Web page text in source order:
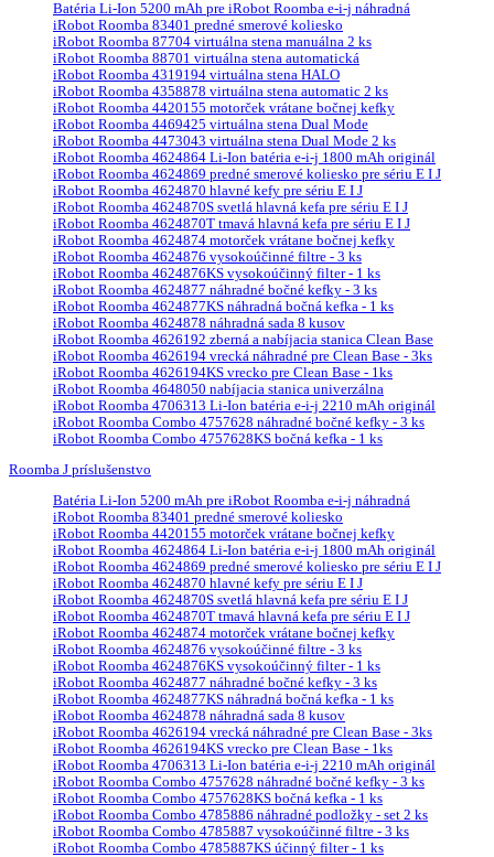
Batéria Li-Ion 5200 mAh pre iRobot Roomba e-i-j náhradná
iRobot Roomba 83401 predné smerové koliesko
iRobot Roomba 87704 virtuálna stena manuálna 2 ks
iRobot Roomba 88701 virtuálna stena automatická
iRobot Roomba 4319194 virtuálna stena HALO
iRobot Roomba 4358878 virtuálna stena automatic 2 ks
iRobot Roomba 4420155 motorček vrátane bočnej kefky
iRobot Roomba 4469425 virtuálna stena Dual Mode
iRobot Roomba 4473043 virtuálna stena Dual Mode 2 ks
iRobot Roomba 4624864 Li-Ion batéria e-i-j 1800 mAh originál
iRobot Roomba 4624869 predné smerové koliesko pre sériu E I J
iRobot Roomba 4624870 hlavné kefy pre sériu E I J
iRobot Roomba 4624870S svetlá hlavná kefa pre sériu E I J
iRobot Roomba 4624870T tmavá hlavná kefa pre sériu E I J
iRobot Roomba 4624874 motorček vrátane bočnej kefky
iRobot Roomba 4624876 vysokoúčinné filtre - 3 ks
iRobot Roomba 4624876KS vysokoúčinný filter - 1 ks
iRobot Roomba 4624877 náhradné bočné kefky - 3 ks
iRobot Roomba 4624877KS náhradná bočná kefka - 1 ks
iRobot Roomba 4624878 náhradná sada 8 kusov
iRobot Roomba 4626192 zberná a nabíjacia stanica Clean Base
iRobot Roomba 4626194 vrecká náhradné pre Clean Base - 3ks
iRobot Roomba 4626194KS vrecko pre Clean Base - 1ks
iRobot Roomba 4648050 nabíjacia stanica univerzálna
iRobot Roomba 4706313 Li-Ion batéria e-i-j 2210 mAh originál
iRobot Roomba Combo 4757628 náhradné bočné kefky - 3 ks
iRobot Roomba Combo 4757628KS bočná kefka - 1 ks
Roomba J príslušenstvo
Batéria Li-Ion 5200 mAh pre iRobot Roomba e-i-j náhradná
iRobot Roomba 83401 predné smerové koliesko
iRobot Roomba 4420155 motorček vrátane bočnej kefky
iRobot Roomba 4624864 Li-Ion batéria e-i-j 1800 mAh originál
iRobot Roomba 4624869 predné smerové koliesko pre sériu E I J
iRobot Roomba 4624870 hlavné kefy pre sériu E I J
iRobot Roomba 4624870S svetlá hlavná kefa pre sériu E I J
iRobot Roomba 4624870T tmavá hlavná kefa pre sériu E I J
iRobot Roomba 4624874 motorček vrátane bočnej kefky
iRobot Roomba 4624876 vysokoúčinné filtre - 3 ks
iRobot Roomba 4624876KS vysokoúčinný filter - 1 ks
iRobot Roomba 4624877 náhradné bočné kefky - 3 ks
iRobot Roomba 4624877KS náhradná bočná kefka - 1 ks
iRobot Roomba 4624878 náhradná sada 8 kusov
iRobot Roomba 4626194 vrecká náhradné pre Clean Base - 3ks
iRobot Roomba 4626194KS vrecko pre Clean Base - 1ks
iRobot Roomba 4706313 Li-Ion batéria e-i-j 2210 mAh originál
iRobot Roomba Combo 4757628 náhradné bočné kefky - 3 ks
iRobot Roomba Combo 4757628KS bočná kefka - 1 ks
iRobot Roomba Combo 4785886 náhradné podložky - set 2 ks
iRobot Roomba Combo 4785887 vysokoúčinné filtre - 3 ks
iRobot Roomba Combo 4785887KS účinný filter - 1 ks